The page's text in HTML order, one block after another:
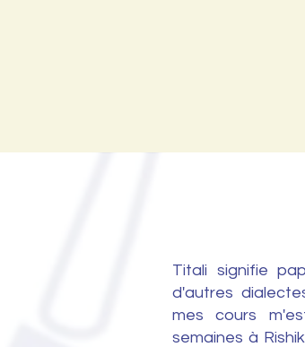
Titali signifie
d'autres
mes cours
semaines à